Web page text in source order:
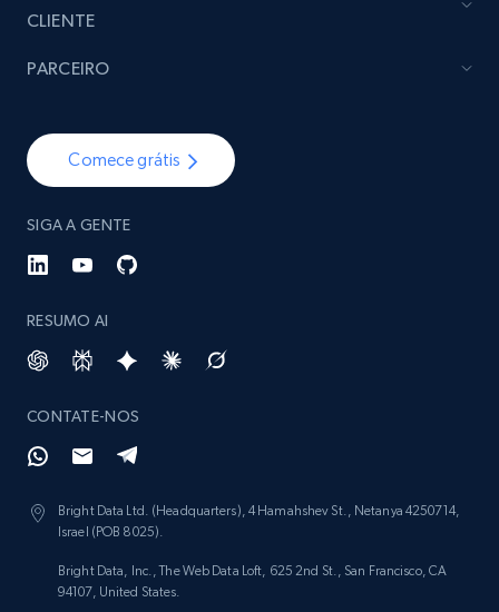
Comece grátis
SIGA A GENTE
RESUMO AI
CONTATE-NOS
Bright Data Ltd. (Headquarters), 4 Hamahshev St., Netanya 4250714,
Israel (POB 8025).
Bright Data, Inc., The Web Data Loft, 625 2nd St., San Francisco, CA
94107, United States.
CLIENTE
PARCEIRO